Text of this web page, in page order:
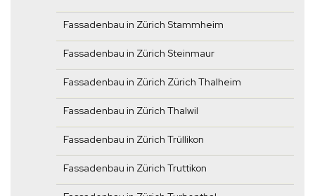
Fassadenbau in Zürich Stammheim
Fassadenbau in Zürich Steinmaur
Fassadenbau in Zürich Zürich Thalheim
Fassadenbau in Zürich Thalwil
Fassadenbau in Zürich Trüllikon
Fassadenbau in Zürich Truttikon